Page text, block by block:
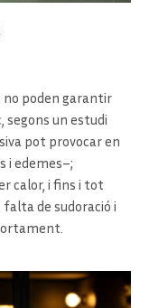
no poden garantir
segons un estudi
pot provocar en
i edemes–;
calor, i fins i tot
de sudoració i